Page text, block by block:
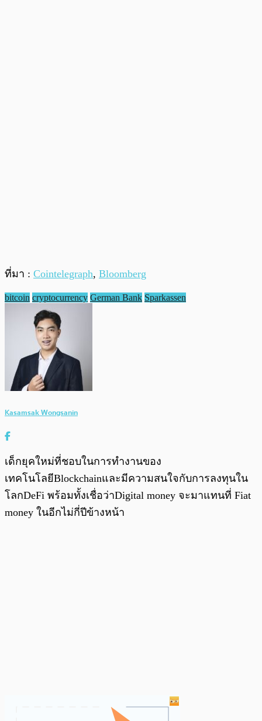
ที่มา : Cointelegraph, Bloomberg
bitcoin cryptocurrency German Bank Sparkassen
Kasamsak Wongsanin
เด็กยุคใหม่ที่ชอบในการทำงานของ
เทคโนโลยีBlockchainและมีความสนใจกับการลงทุนใน
โลกDeFi พร้อมทั้งเชื่อว่าDigital money จะมาแทนที่ Fiat
money ในอีกไม่กี่ปีข้างหน้า